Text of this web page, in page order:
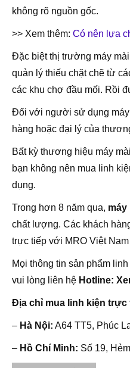
không rõ nguồn gốc.
>> Xem thêm: Có nên lựa
Đặc biệt thị trường máy
quản lý thiếu chặt chẽ từ
các khu chợ đầu mối. Rồi
Đối với người sử dụng máy
hàng hoặc đại lý của
Bất kỳ thương hiệu máy
bạn không nên mua linh
dụng.
Trong hơn 8 năm qua, máy
chất lượng. Các khách
trực tiếp với MRO Việt
Mọi thông tin sản phẩm
vui lòng liên hệ Hotline:
Địa chỉ mua linh kiện trực
– Hà Nội: A64 TT5, Phúc
– Hồ Chí Minh: Số 19,